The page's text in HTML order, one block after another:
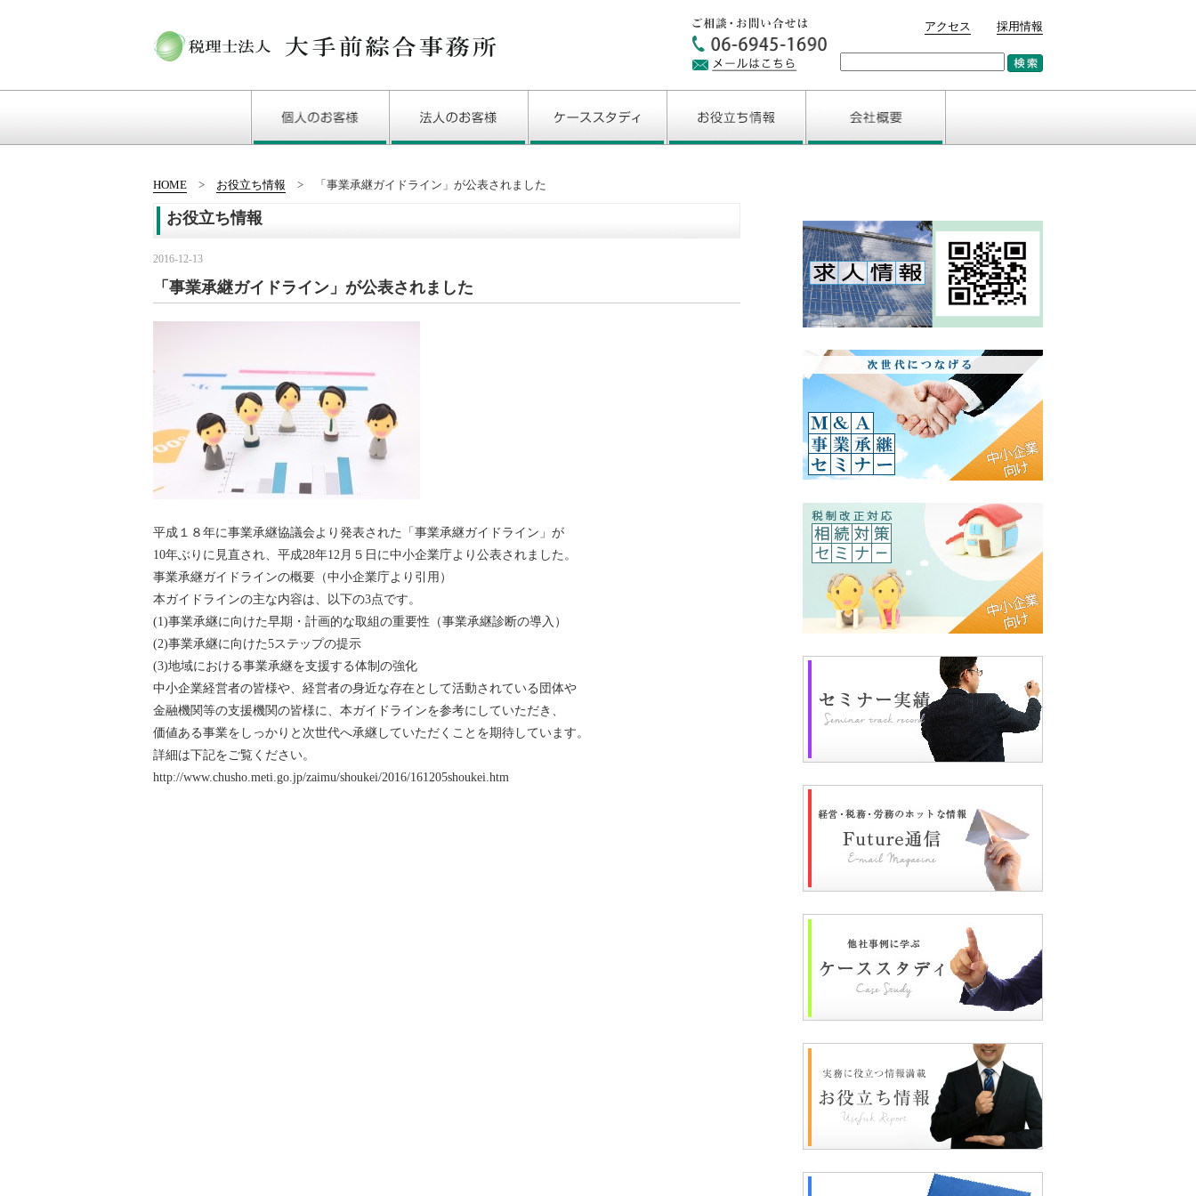
アクセス 採用情報
HOME お役立ち情報 「事業承継ガイドライン」が公表されました
お役立ち情報
2016-12-13
「事業承継ガイドライン」が公表されました
平成１８年に事業承継協議会より発表された「事業承継ガイドライン」が
10年ぶりに見直され、平成28年12月５日に中小企業庁より公表されました。
事業承継ガイドラインの概要（中小企業庁より引用）
本ガイドラインの主な内容は、以下の3点です。
(1)事業承継に向けた早期・計画的な取組の重要性（事業承継診断の導入）
(2)事業承継に向けた5ステップの提示
(3)地域における事業承継を支援する体制の強化
中小企業経営者の皆様や、経営者の身近な存在として活動されている団体や
金融機関等の支援機関の皆様に、本ガイドラインを参考にしていただき、
価値ある事業をしっかりと次世代へ承継していただくことを期待しています。
詳細は下記をご覧ください。
http://www.chusho.meti.go.jp/zaimu/shoukei/2016/161205shoukei.htm